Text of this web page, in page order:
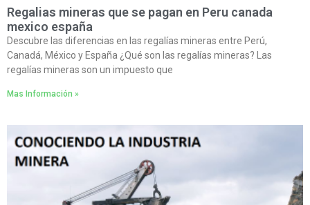
Regalias mineras que se pagan en Peru canada
mexico españa
Descubre las diferencias en las regalías mineras entre Perú,
Canadá, México y España ¿Qué son las regalías mineras? Las
regalías mineras son un impuesto que
Mas Información »